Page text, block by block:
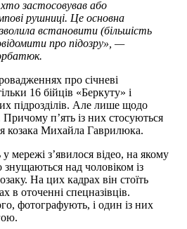
застосовував або
рушниці. Це основна
встановити (більшість
про підозру», —
про січневі
16 бійців «Беркуту» і
підрозділів. Але лише щодо
п’ять із них стосуються
козака Михайла Гаврилюка.
мережі з’явилося відео, на якому
знущаються над чоловіком із
На цих кадрах він стоїть
в оточенні спецназівців.
фотографують, і один із них